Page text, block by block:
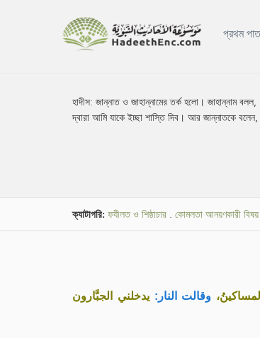
প্রথম
হাদীস:জান্নাত ও জাহান্নামের তর্ক হলো। জাহান্নাম
দ্বারা আমি যাকে ইচ্ছা শাস্তি দিব। আর জান্নাতকে
ক্যাটাগরি: ফযীলত ও শিষ্ঠাচার . কোমলতা আনয়ণকারী
وقالت النار: يدخلني الجبَّارون